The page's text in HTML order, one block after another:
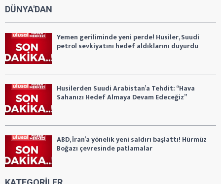
DÜNYA'DAN
Yemen geriliminde yeni perde! Husiler, Suudi
petrol sevkiyatını hedef aldıklarını duyurdu
Husilerden Suudi Arabistan’a Tehdit: “Hava
Sahanızı Hedef Almaya Devam Edeceğiz”
ABD, İran’a yönelik yeni saldırı başlattı! Hürmüz
Boğazı çevresinde patlamalar